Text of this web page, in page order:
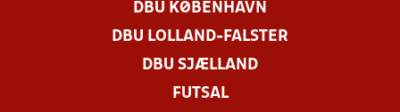
DBU KØBENHAVN
DBU LOLLAND-FALSTER
DBU SJÆLLAND
FUTSAL